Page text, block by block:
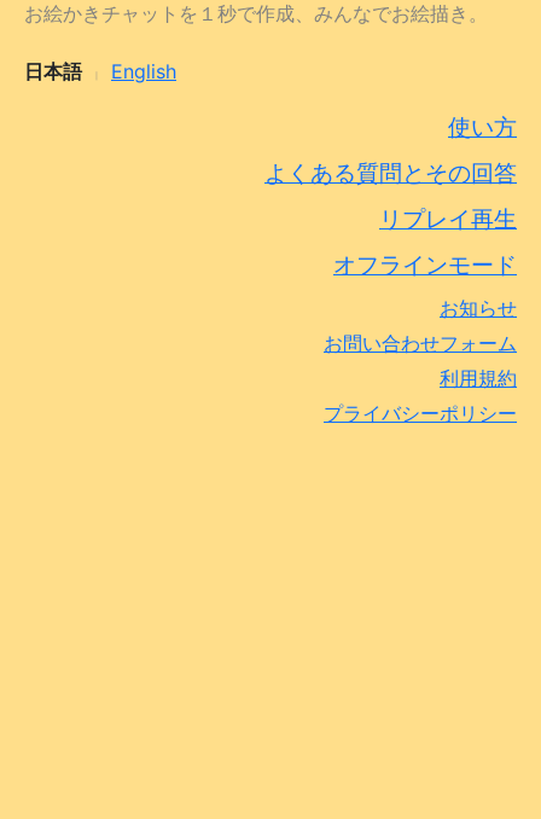
お絵かきチャットを１秒で作成、みんなでお絵描き。
日本語 English
使い方
よくある質問とその回答
リプレイ再生
オフラインモード
お知らせ
お問い合わせフォーム
利用規約
プライバシーポリシー